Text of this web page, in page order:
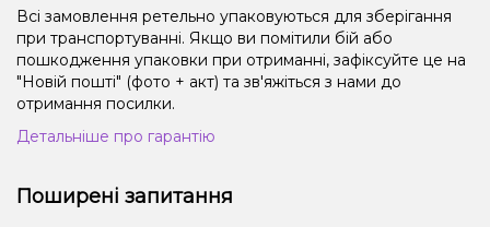
Всі замовлення ретельно упаковуються для зберігання
при транспортуванні. Якщо ви помітили бій або
пошкодження упаковки при отриманні, зафіксуйте це на
"Новій пошті" (фото + акт) та зв'яжіться з нами до
отримання посилки.
Детальніше про гарантію
Поширені запитання